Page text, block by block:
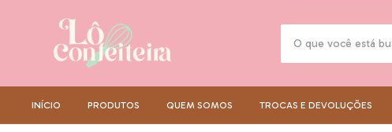
INÍCIO PRODUTOS QUEM SOMOS TROCAS E DEVOLUÇÕES